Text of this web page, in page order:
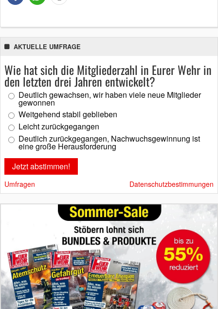
AKTUELLE UMFRAGE
Wie hat sich die Mitgliederzahl in Eurer Wehr in
den letzten drei Jahren entwickelt?
Deutlich gewachsen, wir haben viele neue Mitglieder
gewonnen
Weitgehend stabil geblieben
Leicht zurückgegangen
Deutlich zurückgegangen, Nachwuchsgewinnung ist
eine große Herausforderung
Umfragen Datenschutzbestimmungen